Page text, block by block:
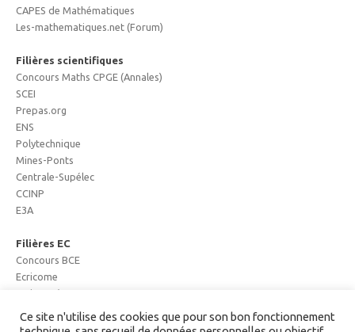
CAPES de Mathématiques
Les-mathematiques.net (Forum)
Filières scientifiques
Concours Maths CPGE (Annales)
SCEI
Prepas.org
ENS
Polytechnique
Mines-Ponts
Centrale-Supélec
CCINP
E3A
Filières EC
Concours BCE
Ecricome
Major Prépa
Mister Prépa
Ce site n'utilise des cookies que pour son bon fonctionnement